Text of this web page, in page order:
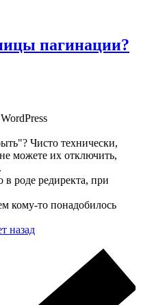
пагинации?
Чисто технически,
можете их отключить,
в роде редиректа, при
кому-то понадобилось
назад